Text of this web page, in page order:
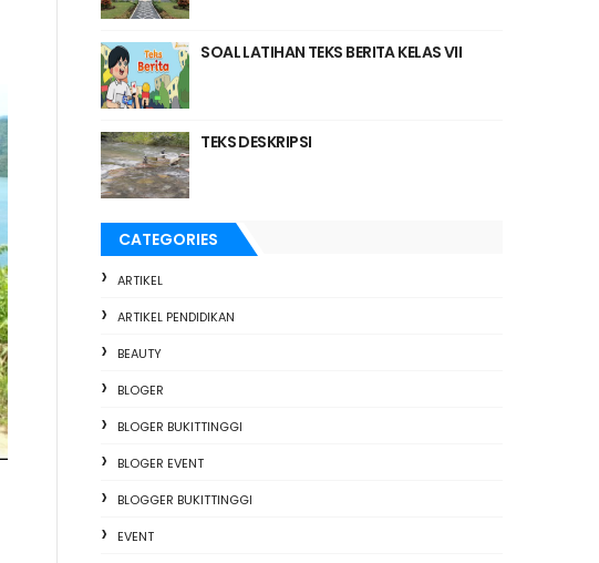
SOAL LATIHAN TEKS BERITA KELAS VII
TEKS DESKRIPSI
CATEGORIES
ARTIKEL
ARTIKEL PENDIDIKAN
BEAUTY
BLOGER
BLOGER BUKITTINGGI
BLOGER EVENT
BLOGGER BUKITTINGGI
EVENT